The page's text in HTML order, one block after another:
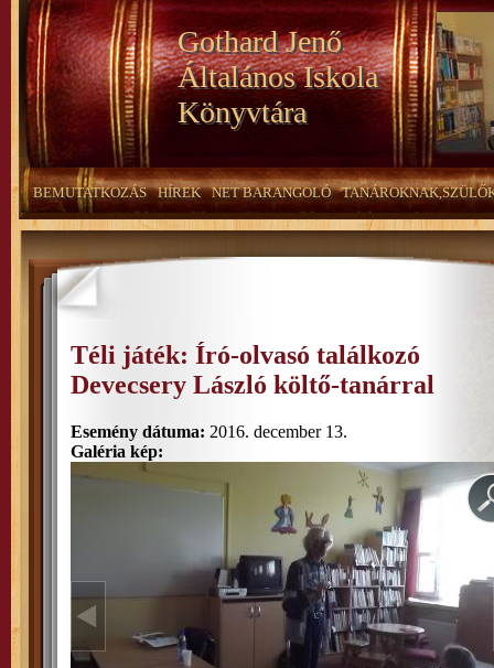
Gothard Jenő
Általános Iskola
Könyvtára
BEMUTATKOZÁS HÍREK NET BARANGOLÓ
Téli játék: Író-olvasó találkozó
Devecsery László költő-tanárral
Esemény dátuma: 2016. december 13.
Galéria kép: